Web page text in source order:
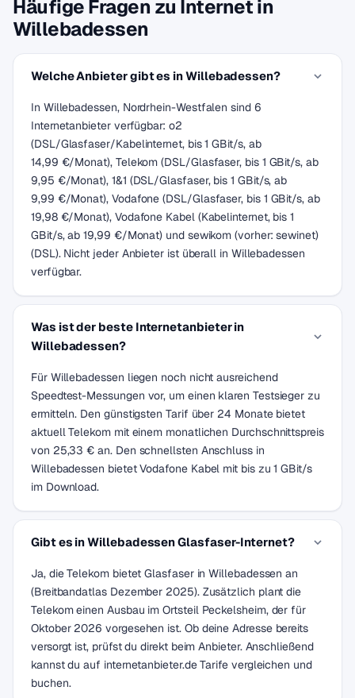
Häufige Fragen zu Internet in
Willebadessen
Welche Anbieter gibt es in Willebadessen?
In Willebadessen, Nordrhein-Westfalen sind 6
Internetanbieter verfügbar: o2
(DSL/Glasfaser/Kabelinternet, bis 1 GBit/s, ab
14,99 €/Monat), Telekom (DSL/Glasfaser, bis 1 GBit/s, ab
9,95 €/Monat), 1&1 (DSL/Glasfaser, bis 1 GBit/s, ab
9,99 €/Monat), Vodafone (DSL/Glasfaser, bis 1 GBit/s, ab
19,98 €/Monat), Vodafone Kabel (Kabelinternet, bis 1
GBit/s, ab 19,99 €/Monat) und sewikom (vorher: sewinet)
(DSL). Nicht jeder Anbieter ist überall in Willebadessen
verfügbar.
Was ist der beste Internetanbieter in
Willebadessen?
Für Willebadessen liegen noch nicht ausreichend
Speedtest-Messungen vor, um einen klaren Testsieger zu
ermitteln. Den günstigsten Tarif über 24 Monate bietet
aktuell Telekom mit einem monatlichen Durchschnittspreis
von 25,33 € an. Den schnellsten Anschluss in
Willebadessen bietet Vodafone Kabel mit bis zu 1 GBit/s
im Download.
Gibt es in Willebadessen Glasfaser-Internet?
Ja, die Telekom bietet Glasfaser in Willebadessen an
(Breitbandatlas Dezember 2025). Zusätzlich plant die
Telekom einen Ausbau im Ortsteil Peckelsheim, der für
Oktober 2026 vorgesehen ist. Ob deine Adresse bereits
versorgt ist, prüfst du direkt beim Anbieter. Anschließend
kannst du auf internetanbieter.de Tarife vergleichen und
buchen.